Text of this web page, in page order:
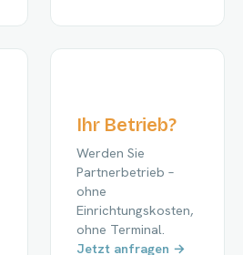
Ihr Betrieb?
Werden Sie
Partnerbetrieb –
ohne
Einrichtungskosten,
ohne Terminal.
Jetzt anfragen →